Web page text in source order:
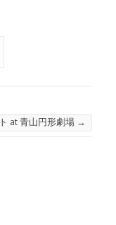
at 青山円形劇場 →